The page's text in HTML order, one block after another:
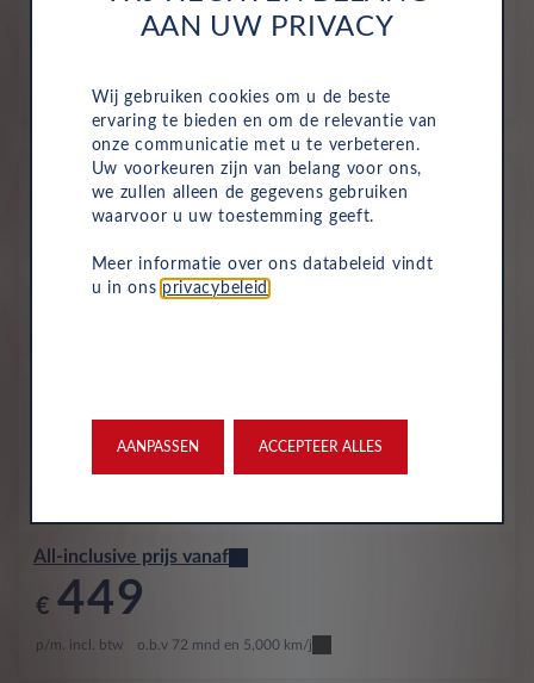
411
All-inclusive prijs vanaf
€ 449
p/m. incl. btw o.b.v 72 mnd en 5,000 km/j
AAN UW PRIVACY
Wij gebruiken cookies om u de beste
ervaring te bieden en om de relevantie van
onze communicatie met u te verbeteren.
Uw voorkeuren zijn van belang voor ons,
we zullen alleen de gegevens gebruiken
waarvoor u uw toestemming geeft.
Meer informatie over ons databeleid vindt
u in ons privacybeleid
AANPASSEN ACCEPTEER ALLES